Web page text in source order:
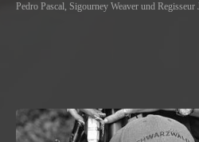
Pedro Pascal, Sigourney Weaver und Regisseur